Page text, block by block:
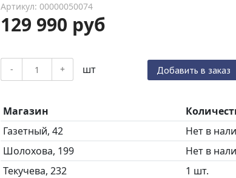
Артикул: 00000050074
129 990 руб
- + шт Добавить в заказ
Магазин
Газетный, 42
Нет в
Шолохова, 199
Нет в
Текучева, 232
1 шт.